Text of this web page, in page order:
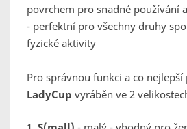
povrchem pro snadné používání
- perfektní pro všechny druhy
fyzické aktivity
Pro správnou funkci a co
LadyCup vyráběn ve 2